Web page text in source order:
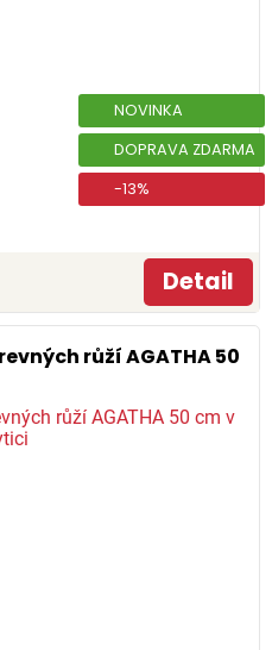
NOVINKA
DOPRAVA ZDARMA
-13%
Detail
růží AGATHA 50